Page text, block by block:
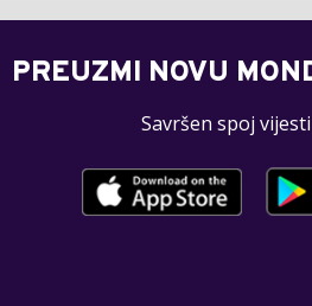
PREUZMI NOVU
Savršen spoj